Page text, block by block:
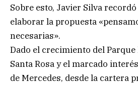
Sobre esto, Javier Silva
elaborar la propuesta
necesarias».
Dado el crecimiento del
Santa Rosa y el marcado
de Mercedes, desde la cartera